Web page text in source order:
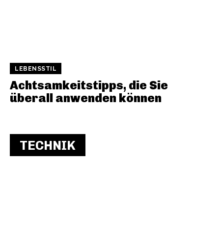
LEBENSSTIL
Achtsamkeitstipps, die Sie
überall anwenden können
TECHNIK